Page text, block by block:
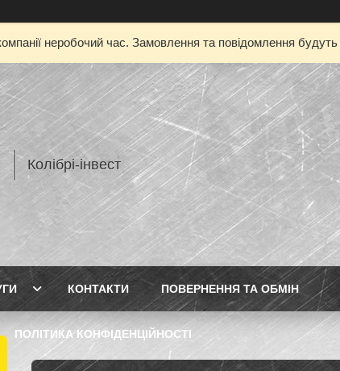
неробочий час. Замовлення та повідомлення
Колібрі-інвест
КОНТАКТИ ПОВЕРНЕННЯ ТА ОБМІН
ПОЛІТИКА КОНФІДЕНЦІЙНОСТІ